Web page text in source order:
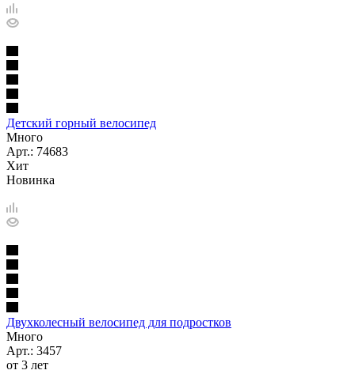
Детский горный велосипед
Много
Арт.: 74683
Хит
Новинка
Двухколесный велосипед для подростков
Много
Арт.: 3457
от 3 лет